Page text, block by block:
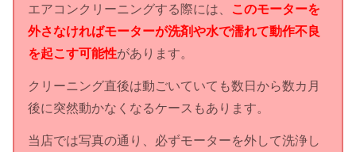
エアコンクリーニングする際には、
このモーターを
外さなければモーターが洗剤や水で濡れて動作不良
を起こす可能性があります。
クリーニング直後は動ごいていても数日から数カ月
後に突然動かなくなるケースもあります。
当店では写真の通り、必ずモーターを外して洗浄し